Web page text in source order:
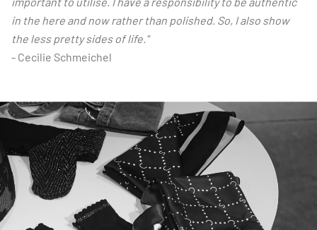
in the here and now rather than polished. So, I also show
the less pretty sides of life."
- Cecilie Schmeichel